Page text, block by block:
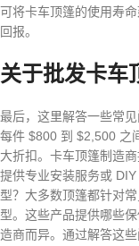
可将卡车顶篷的使用寿
回报。
关于批发卡车
最后，这里解答一些常
每件 $800 到 $2,500 之
大折扣。卡车顶篷制造
提供专业安装服务或
型？大多数顶篷都针对
型。这些产品提供哪些
造商而异。通过解答这